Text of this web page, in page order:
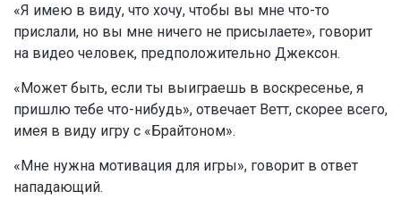
«Я имею в виду, что хочу, чтобы вы мне что-то
прислали, но вы мне ничего не присылаете», говорит
на видео человек, предположительно Джексон.
«Может быть, если ты выиграешь в воскресенье, я
пришлю тебе что-нибудь», отвечает Ветт, скорее всего,
имея в виду игру с «Брайтоном».
«Мне нужна мотивация для игры», говорит в ответ
нападающий.